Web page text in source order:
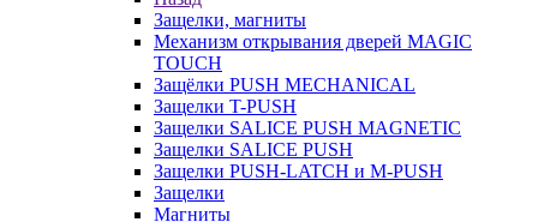
Защелки, магниты
Механизм открывания дверей MAGIC
TOUCH
Защёлки PUSH MECHANICAL
Защелки T-PUSH
Защелки SALICE PUSH MAGNETIC
Защелки SALICE PUSH
Защелки PUSH-LATCH и M-PUSH
Защелки
Магниты